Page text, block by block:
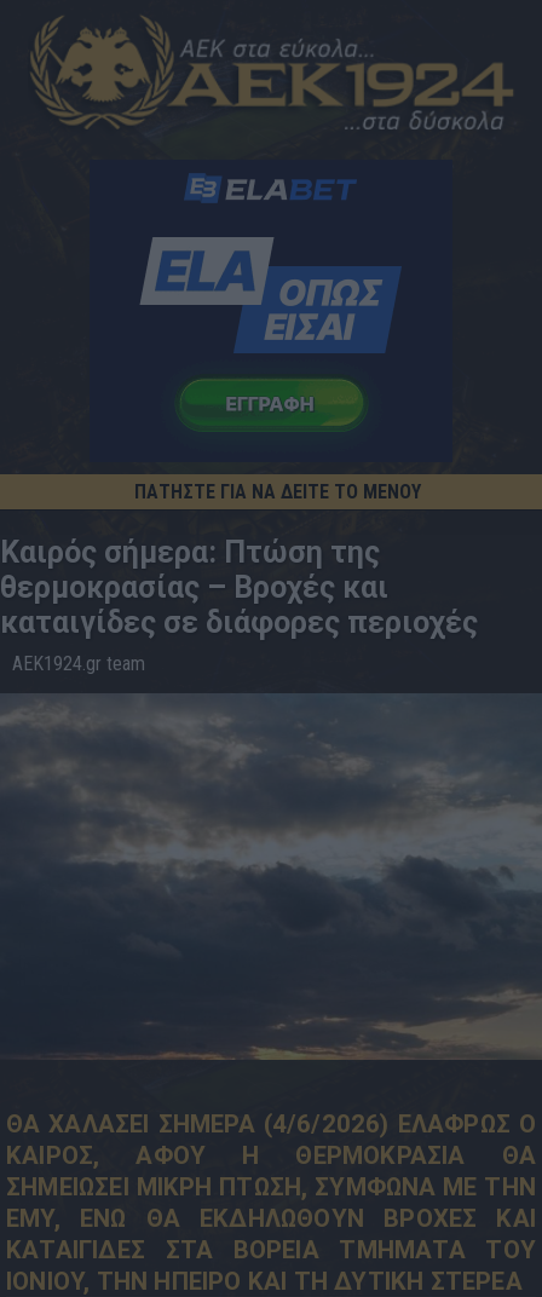
ΠΑΤΗΣΤΕ ΓΙΑ ΝΑ ΔΕΙΤΕ ΤΟ ΜΕΝΟΥ
04.6
11:13
Καιρός σήμερα: Πτώση της
θερμοκρασίας – Βροχές και
καταιγίδες σε διάφορες περιοχές
AEK1924.gr team
ΘΑ ΧΑΛΑΣΕΙ ΣΗΜΕΡΑ (4/6/2026) ΕΛΑΦΡΩΣ Ο
ΚΑΙΡΟΣ, ΑΦΟΥ Η ΘΕΡΜΟΚΡΑΣΙΑ ΘΑ
ΣΗΜΕΙΩΣΕΙ ΜΙΚΡΗ ΠΤΩΣΗ, ΣΥΜΦΩΝΑ ΜΕ ΤΗΝ
ΕΜΥ, ΕΝΩ ΘΑ ΕΚΔΗΛΩΘΟΥΝ ΒΡΟΧΕΣ ΚΑΙ
ΚΑΤΑΙΓΙΔΕΣ ΣΤΑ ΒΟΡΕΙΑ ΤΜΗΜΑΤΑ ΤΟΥ
ΙΟΝΙΟΥ, ΤΗΝ ΗΠΕΙΡΟ ΚΑΙ ΤΗ ΔΥΤΙΚΗ ΣΤΕΡΕΑ